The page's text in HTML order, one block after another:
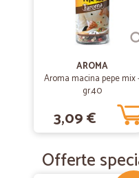
AROMA
Aroma macina pepe mix
gr.40
3,09 €
Offerte